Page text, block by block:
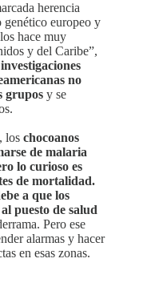
herencia
genético europeo y
hace muy
y del Caribe”,
investigaciones
no
grupos y se
los chocoanos
de malaria
lo curioso es
de mortalidad.
a que los
puesto de salud
Pero ese
alarmas y hacer
en esas zonas.